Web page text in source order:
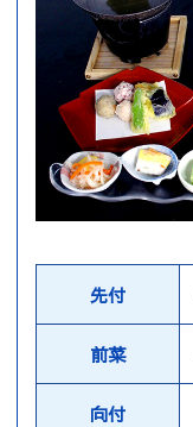
先付
前菜
向付